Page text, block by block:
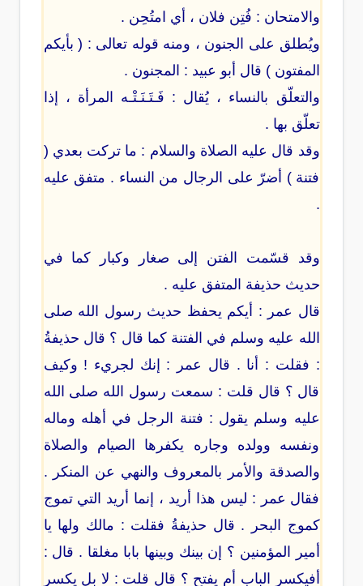
والامتحان : فُتِن فلان ، أي امتُحِن .
ويُطلق على الجنون ، ومنه قوله تعالى : ( بأيكم
المفتون ) قال أبو عبيد : المجنون .
والتعلّق بالنساء ، يُقال : فَـتَـنَـتْـه المرأة ، إذا
تعلّق بها .
وقد قال عليه الصلاة والسلام : ما تركت بعدي (
فتنة ) أضرّ على الرجال من النساء . متفق عليه
.
وقد قسّمت الفتن إلى صغار وكبار كما في
حديث حذيفة المتفق عليه .
قال عمر : أيكم يحفظ حديث رسول الله صلى
الله عليه وسلم في الفتنة كما قال ؟ قال حذيفةُ
: فقلت : أنا . قال عمر : إنك لجريء ! وكيف
قال ؟ قال قلت : سمعت رسول الله صلى الله
عليه وسلم يقول : فتنة الرجل في أهله وماله
ونفسه وولده وجاره يكفرها الصيام والصلاة
والصدقة والأمر بالمعروف والنهي عن المنكر .
فقال عمر : ليس هذا أريد ، إنما أريد التي تموج
كموج البحر . قال حذيفةُ فقلت : مالك ولها يا
أمير المؤمنين ؟ إن بينك وبينها بابا مغلقا . قال :
أفيكسر الباب أم يفتح ؟ قال قلت : لا بل يكسر